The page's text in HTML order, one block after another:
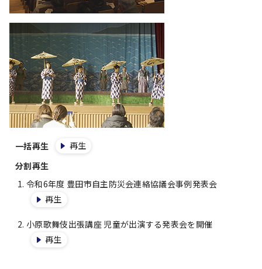
一括再生
再生
分割再生
令和6年度 豊田市自主防災会連絡協議会事例発表会
再生
小原歌舞伎出張講座 児童が出演する発表会を開催
再生